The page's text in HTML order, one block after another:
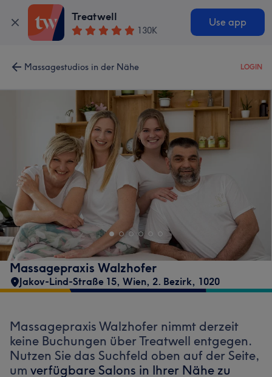
Treatwell
130K
Use app
Massagestudios in der Nähe LOGIN
Massagepraxis Walzhofer
Jakov-Lind-Straße 15, Wien, 2. Bezirk, 1020
Massagepraxis Walzhofer nimmt derzeit
keine Buchungen über Treatwell entgegen.
Nutzen Sie das Suchfeld oben auf der Seite,
um verfügbare Salons in Ihrer Nähe zu